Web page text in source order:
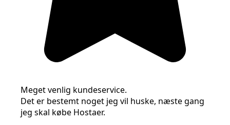
Meget venlig kundeservice.
Det er bestemt noget jeg vil huske, næste gang
jeg skal købe Hostaer.